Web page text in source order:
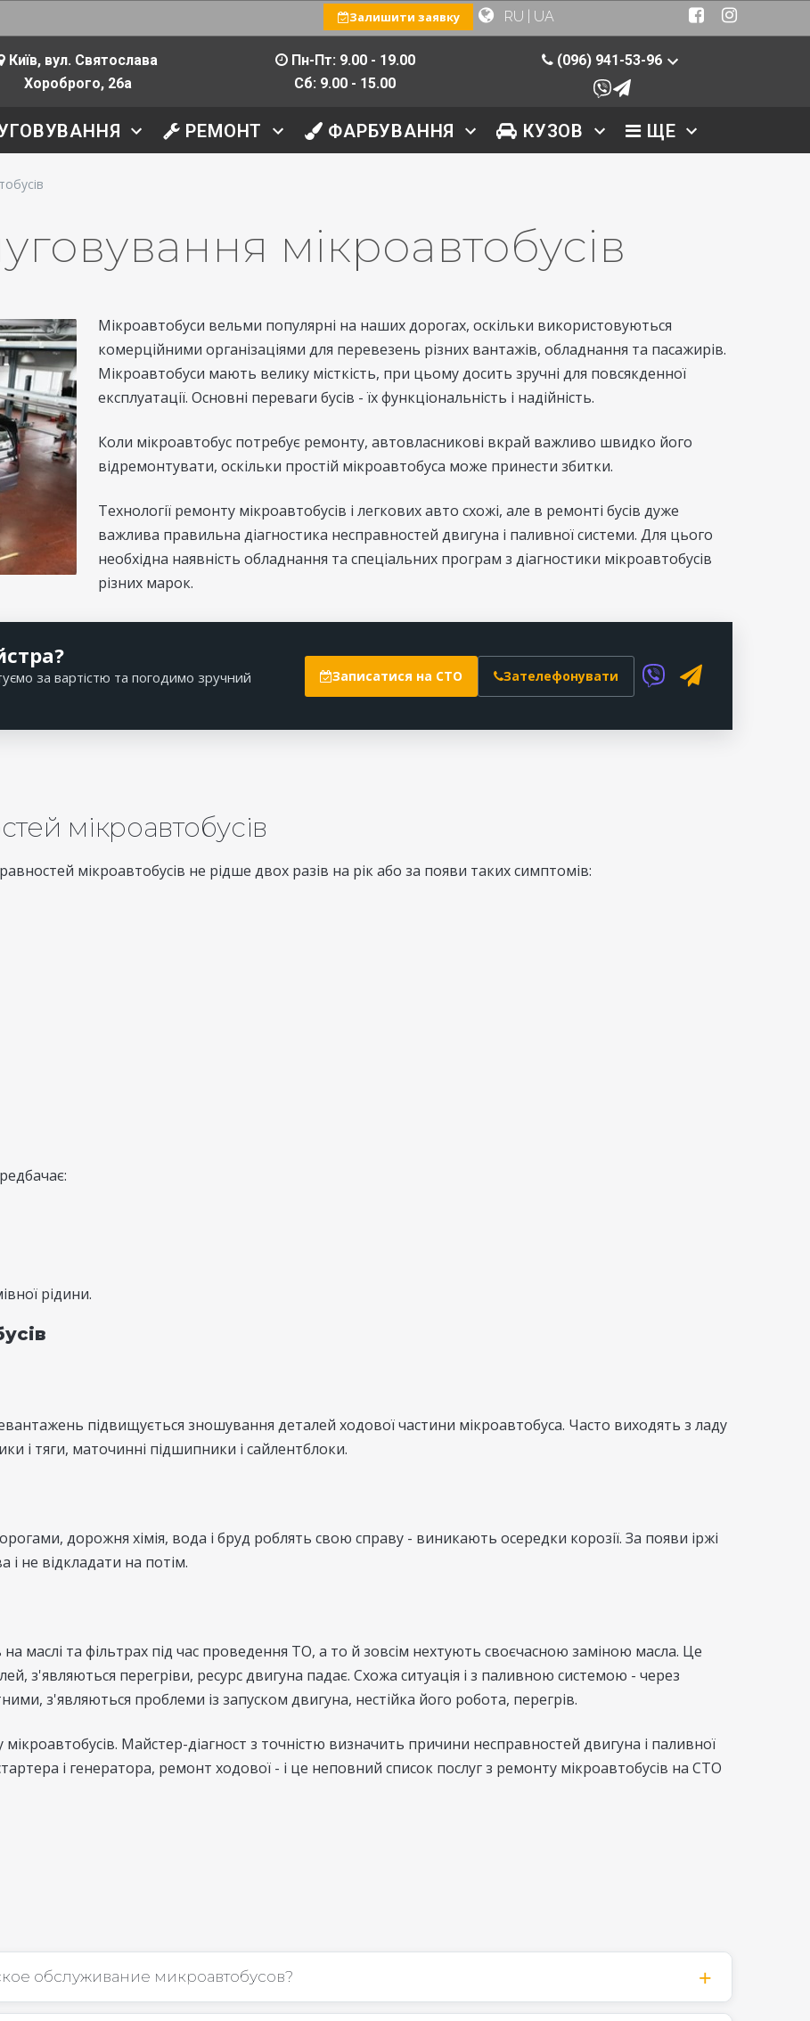
RU UA
Залишити заявку
Київ, вул. Святослава
Хороброго, 26а
Пн-Пт: 9.00 - 19.00
Сб: 9.00 - 15.00
(096) 941-53-96
РЕМОНТ ФАРБУВАННЯ КУЗОВ ЩЕ
мікроавтобусів
Мікроавтобуси вельми популярні на наших дорогах, оскільки використовуються
комерційними організаціями для перевезень різних вантажів, обладнання та пасажирів.
Мікроавтобуси мають велику місткість, при цьому досить зручні для повсякденної
експлуатації. Основні переваги бусів - їх функціональність і надійність.
Коли мікроавтобус потребує ремонту, автовласникові вкрай важливо швидко його
відремонтувати, оскільки простій мікроавтобуса може принести збитки.
Технології ремонту мікроавтобусів і легкових авто схожі, але в ремонті бусів дуже
важлива правильна діагностика несправностей двигуна і паливної системи. Для цього
необхідна наявність обладнання та спеціальних програм з діагностики мікроавтобусів
різних марок.
за вартістю та погодимо зручний
Записатися на СТО Зателефонувати
мікроавтобусів
мікроавтобусів не рідше двох разів на рік або за появи таких симптомів:
рідини.
підвищується зношування деталей ходової частини мікроавтобуса. Часто виходять з ладу
і тяги, маточинні підшипники і сайлентблоки.
дорожня хімія, вода і бруд роблять свою справу - виникають осередки корозії. За появи іржі
не відкладати на потім.
маслі та фільтрах під час проведення ТО, а то й зовсім нехтують своєчасною заміною масла. Це
з'являються перегріви, ресурс двигуна падає. Схожа ситуація і з паливною системою - через
з'являються проблеми із запуском двигуна, нестійка його робота, перегрів.
Майстер-діагност з точністю визначить причини несправностей двигуна і паливної
і генератора, ремонт ходової - і це неповний список послуг з ремонту мікроавтобусів на СТО
обслуживание микроавтобусов?